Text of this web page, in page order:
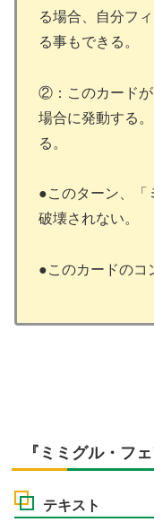
る場合、自分フ
る事もできる。
②：このカードが
場合に発動する
る。
●このターン、「
破壊されない。
●このカードのコ
『ミミグル・フェ
テキスト